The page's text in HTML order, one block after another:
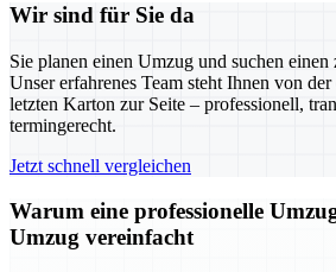
Wir sind für Sie da
Sie planen einen Umzug und suchen einen
Unser erfahrenes Team steht Ihnen von
letzten Karton zur Seite – professionell,
termingerecht.
Jetzt schnell vergleichen
Warum eine professionelle
Umzug vereinfacht